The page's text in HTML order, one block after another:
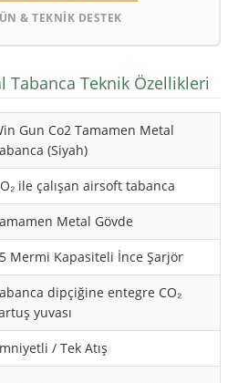
& TEKNİK DESTEK
Tabanca Teknik Özellikleri
Gun Co2 Tamamen Metal
(Siyah)
ile çalışan airsoft tabanca
Metal Gövde
Mermi Kapasiteli İnce Şarjör
dipçiğine entegre CO₂
yuvası
/ Tek Atış